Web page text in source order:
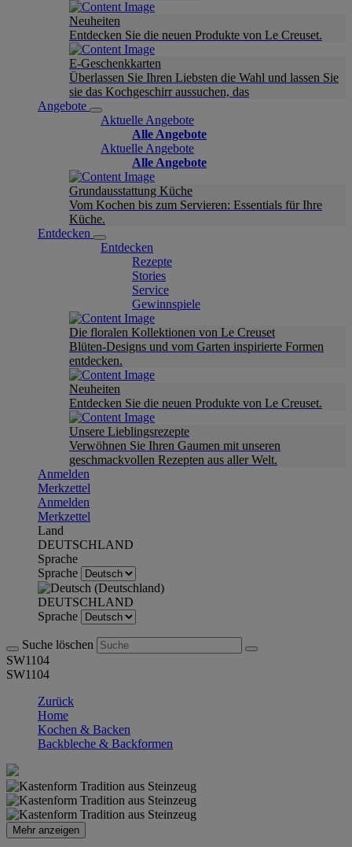
Neuheiten
Entdecken Sie die neuen Produkte von Le Creuset.
E-Geschenkkarten
Überlassen Sie Ihren Liebsten die Wahl und lassen Sie
sie das Kochgeschirr aussuchen, das
Angebote
Aktuelle Angebote
Alle Angebote
Aktuelle Angebote
Alle Angebote
Grundausstattung Küche
Vom Kochen bis zum Servieren: Essentials für Ihre
Küche.
Entdecken
Entdecken
Rezepte
Stories
Service
Gewinnspiele
Die floralen Kollektionen von Le Creuset
Blüten-Designs und vom Garten inspirierte Formen
entdecken.
Neuheiten
Entdecken Sie die neuen Produkte von Le Creuset.
Unsere Lieblingsrezepte
Verwöhnen Sie Ihren Gaumen mit unseren
geschmackvollen Rezepten aus aller Welt.
Anmelden
Merkzettel
Anmelden
Merkzettel
Land
DEUTSCHLAND
Sprache
Sprache
DEUTSCHLAND
Sprache
Suche löschen
SW1104
SW1104
Zurück
Home
Kochen & Backen
Backbleche & Backformen
Mehr anzeigen